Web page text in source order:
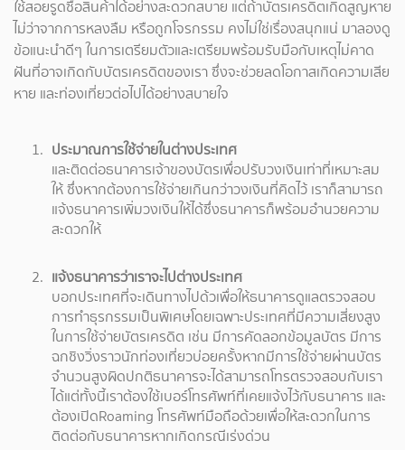
ใช้สอยรูดซื้อสินค้าได้อย่างสะดวกสบาย แต่ถ้าบัตรเครดิตเกิดสูญหาย
ไม่ว่าจากการหลงลืม หรือถูกโจรกรรม คงไม่ใช่เรื่องสนุกแน่ มาลองดู
ข้อแนะนำดีๆ ในการเตรียมตัวและเตรียมพร้อมรับมือกับเหตุไม่คาด
ฝันที่อาจเกิดกับบัตรเครดิตของเรา ซึ่งจะช่วยลดโอกาสเกิดความเสีย
หาย และท่องเที่ยวต่อไปได้อย่างสบายใจ
ประมาณการใช้จ่ายในต่างประเทศ
และติดต่อธนาคารเจ้าของบัตรเพื่อปรับวงเงินเท่าที่เหมาะสม
ให้ ซึ่งหากต้องการใช้จ่ายเกินกว่าวงเงินที่คิดไว้ เราก็สามารถ
แจ้งธนาคารเพิ่มวงเงินให้ได้ซึ่งธนาคารก็พร้อมอำนวยความ
สะดวกให้
แจ้งธนาคารว่าเราจะไปต่างประเทศ
บอกประเทศที่จะเดินทางไปด้วเพื่อให้ธนาคารดูแลตรวจสอบ
การทำธุรกรรมเป็นพิเศษโดยเฉพาะประเทศที่มีความเสี่ยงสูง
ในการใช้จ่ายบัตรเครดิต เช่น มีการคัดลอกข้อมูลบัตร มีการ
ฉกชิงวิ่งราวนักท่องเที่ยวบ่อยครั้งหากมีการใช้จ่ายผ่านบัตร
จำนวนสูงผิดปกติธนาคารจะได้สามารถโทรตรวจสอบกับเรา
ได้แต่ทั้งนี้เราต้องใช้เบอร์โทรศัพท์ที่เคยแจ้งไว้กับธนาคาร และ
ต้องเปิดRoaming โทรศัพท์มือถือด้วยเพื่อให้สะดวกในการ
ติดต่อกับธนาคารหากเกิดกรณีเร่งด่วน